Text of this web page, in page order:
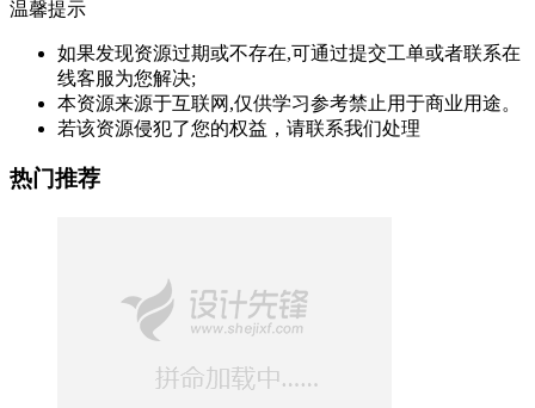
温馨提示
如果发现资源过期或不存在,可通过提交工单或者联系在
线客服为您解决;
本资源来源于互联网,仅供学习参考禁止用于商业用途。
若该资源侵犯了您的权益，请联系我们处理
热门推荐